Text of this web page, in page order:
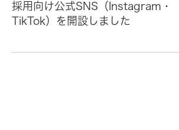
採用向け公式SNS（Instagram・
TikTok）を開設しました